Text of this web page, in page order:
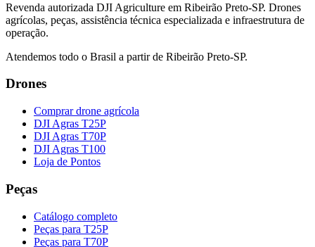
Revenda autorizada DJI Agriculture em Ribeirão Preto-SP. Drones
agrícolas, peças, assistência técnica especializada e infraestrutura de
operação.
Atendemos todo o Brasil a partir de Ribeirão Preto-SP.
Drones
Comprar drone agrícola
DJI Agras T25P
DJI Agras T70P
DJI Agras T100
Loja de Pontos
Peças
Catálogo completo
Peças para T25P
Peças para T70P